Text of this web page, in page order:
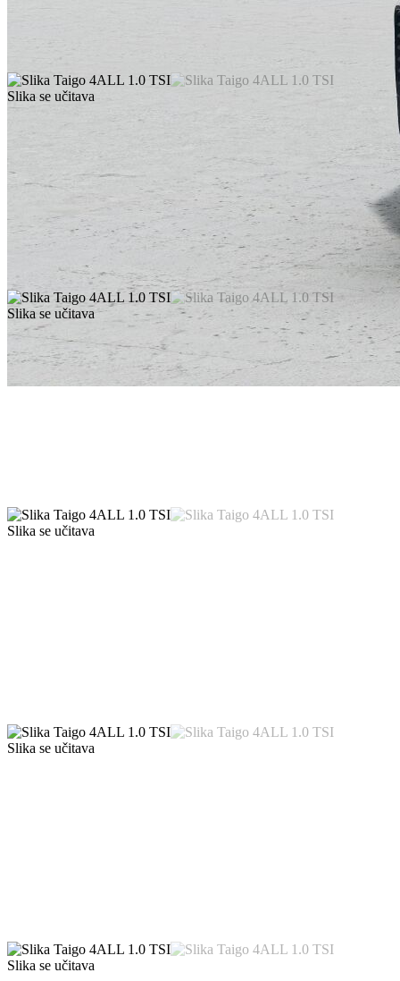
Slika se učitava
Slika se učitava
Slika se učitava
Slika se učitava
Slika se učitava